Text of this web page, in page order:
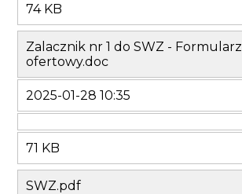
74 KB
Zalacznik nr 1 do SWZ - Formularz
ofertowy.doc
2025-01-28 10:35
71 KB
SWZ.pdf